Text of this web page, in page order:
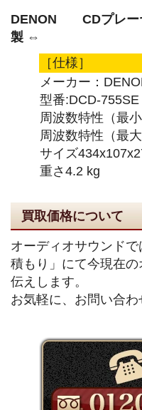
DENON CDプレー
製 ⇔
［仕様］
メーカー：
型番:DCD-755SE
周波数特性（最
周波数特性（最
サイズ
重さ4.2 kg
買取価格について
オーディオサウンド
積もり」にて今現在
伝えします。
お気軽に、お問い合わ